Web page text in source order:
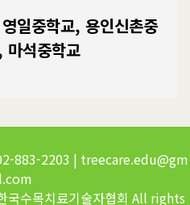
영일중학교, 용인신촌중
마석중학교
883-2203 | treecare.edu@gm
수목치료기술자협회 All rights